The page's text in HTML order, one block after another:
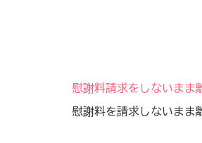
慰謝料請求をしないまま
慰謝料を請求しないまま